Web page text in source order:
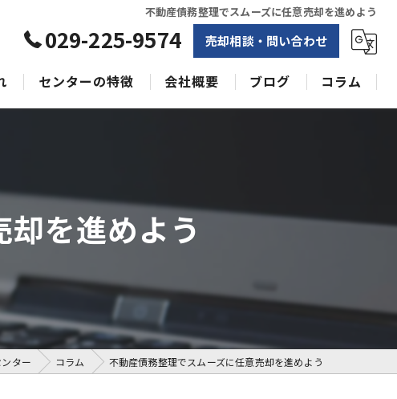
不動産債務整理でスムーズに任意売却を進めよう
029-225-9574 売却相談・問い合わせ
センターの特徴
戸建て
収益物件
会社概要 ブログ コラム
を進めよう
ター コラム 不動産債務整理でスムーズに任意売却を進めよう